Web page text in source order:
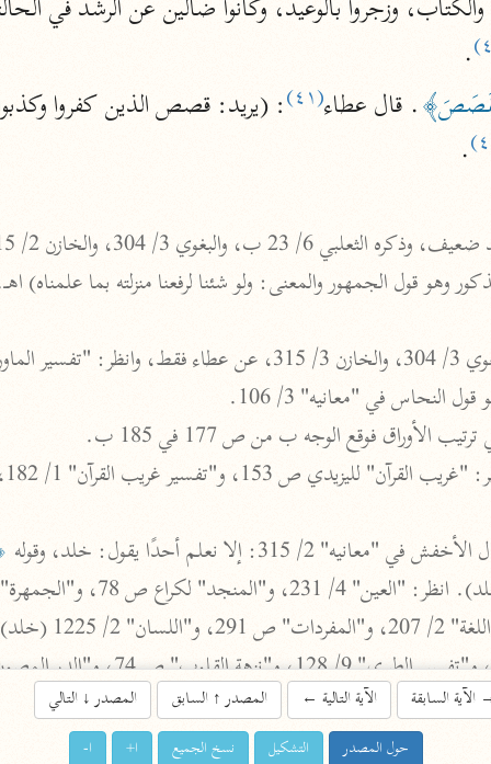
اشترك لتصلك أخبار مشاريعنا
راسلنا •تليجرام •تويتر
أندرويد
أيفون
تطوير
رعاية
.
. قال عطاء(٤١) : (يريد: قصص الذين كفروا وكذبوا
.
فوقع الوجه ب من ص 177 في 185 ب.
الآية السابقة الآية التالية ← المصدر↑السابق المصدر↓التالي
حول المصدر التشكيل نسخ الجميع ا+ ا-